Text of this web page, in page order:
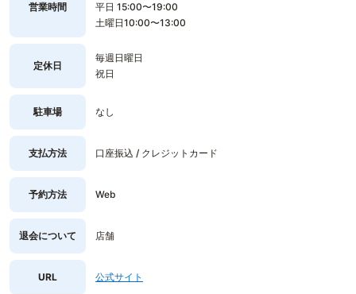
営業時間
平日 15:00〜19:00
土曜日10:00〜13:00
定休日
毎週日曜日
祝日
駐車場 なし
支払方法 口座振込 / クレジットカード
予約方法 Web
退会について 店舗
URL 公式サイト